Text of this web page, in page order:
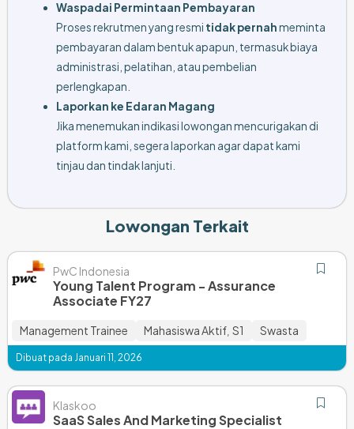
Waspadai Permintaan Pembayaran
Proses rekrutmen yang resmi tidak pernahmeminta
pembayaran dalam bentuk apapun, termasuk biaya
administrasi, pelatihan, atau pembelian
perlengkapan.
Laporkan ke Edaran Magang
Jika menemukan indikasi lowongan mencurigakan di
platform kami, segera laporkan agar dapat kami
tinjau dan tindak lanjuti.
Lowongan Terkait
PwC Indonesia
Young Talent Program - Assurance
Associate FY27
Management Trainee Mahasiswa Aktif S1 Swasta
Dibuat pada Januari 11, 2026
Klaskoo
SaaS Sales And Marketing Specialist